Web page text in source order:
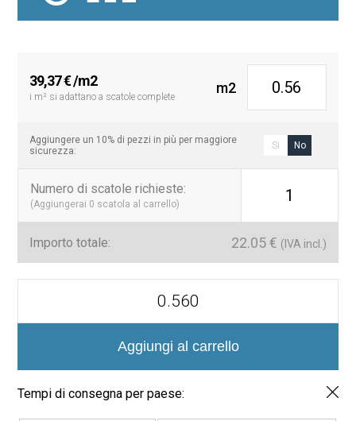
39,37€/m2
i m² si adattano a scatole complete
m2
Aggiungere un 10% di pezzi in più per maggiore
sicurezza:
Si No
Numero di scatole richieste:
(Aggiungerai 0 scatola al carrello) 1
Importo totale: 22.05 € (IVA incl.)
Aggiungi al carrello
Tempi di consegna per paese: